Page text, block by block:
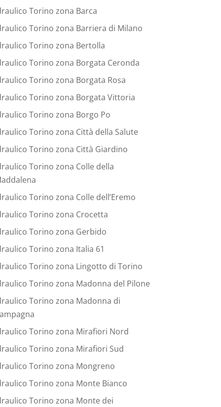
Torino zona Barca
Torino zona Barriera di Milano
Torino zona Bertolla
Torino zona Borgata Ceronda
Torino zona Borgata Rosa
Torino zona Borgata Vittoria
Torino zona Borgo Po
Torino zona Città della Salute
Torino zona Città Giardino
Torino zona Colle della
Torino zona Colle dell’Eremo
Torino zona Crocetta
Torino zona Gerbido
Torino zona Italia 61
Torino zona Lingotto di Torino
Torino zona Madonna del Pilone
Torino zona Madonna di
Torino zona Mirafiori Nord
Torino zona Mirafiori Sud
Torino zona Mongreno
Torino zona Monte Bianco
Torino zona Monte dei